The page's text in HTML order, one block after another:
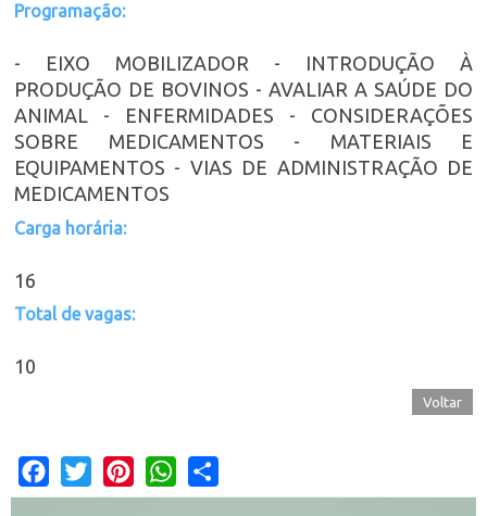
Programação:
- EIXO MOBILIZADOR - INTRODUÇÃO À
PRODUÇÃO DE BOVINOS - AVALIAR A SAÚDE DO
ANIMAL - ENFERMIDADES - CONSIDERAÇÕES
SOBRE MEDICAMENTOS - MATERIAIS E
EQUIPAMENTOS - VIAS DE ADMINISTRAÇÃO DE
MEDICAMENTOS
Carga horária:
16
Total de vagas:
10
Voltar
Facebook
Twitter PinterestWhatsApp